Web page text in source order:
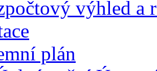
výhled a
plán